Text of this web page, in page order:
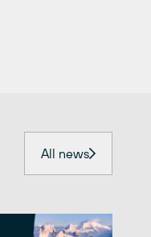
All news